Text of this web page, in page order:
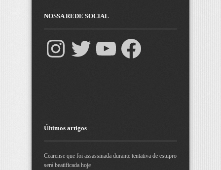
NOSSA REDE SOCIAL
Últimos artigos
Cearense que foi assassinada durante tentativa de estupro
será beatificada hoje